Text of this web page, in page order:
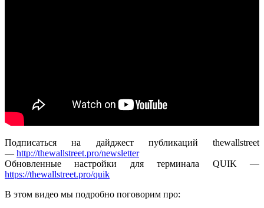
Подписаться на дайджест публикаций thewallstreet
— http://thewallstreet.pro/newsletter
Обновленные настройки для терминала QUIK —
https://thewallstreet.pro/quik
В этом видео мы подробно поговорим про: